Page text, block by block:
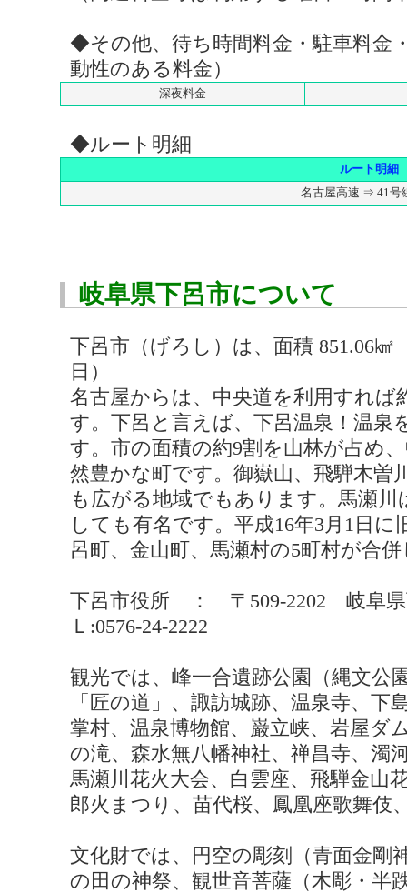
◆その他、待ち時間料金・駐車料金
動性のある料金）
深夜料金
◆ルート明細
ルート明細
名古屋高速 ⇒ 41号
岐阜県下呂市について
下呂市（げろし）は、面積 851.06㎢
日）
名古屋からは、中央道を利用すれば
す。下呂と言えば、下呂温泉！温泉
す。市の面積の約9割を山林が占め
然豊かな町です。御嶽山、飛騨木曽
も広がる地域でもあります。馬瀬
しても有名です。平成16年3月1日
呂町、金山町、馬瀬村の5町村が合
下呂市役所 ： 〒509-2202 岐阜
Ｌ:0576-24-2222
観光では、峰一合遺跡公園（縄文公
「匠の道」、諏訪城跡、温泉寺、下
掌村、温泉博物館、巌立峡、岩屋ダ
の滝、森水無八幡神社、禅昌寺、濁
馬瀬川花火大会、白雲座、飛騨金山
郎火まつり、苗代桜、鳳凰座歌舞伎
文化財では、円空の彫刻（青面金剛
の田の神祭、観世音菩薩（木彫・半